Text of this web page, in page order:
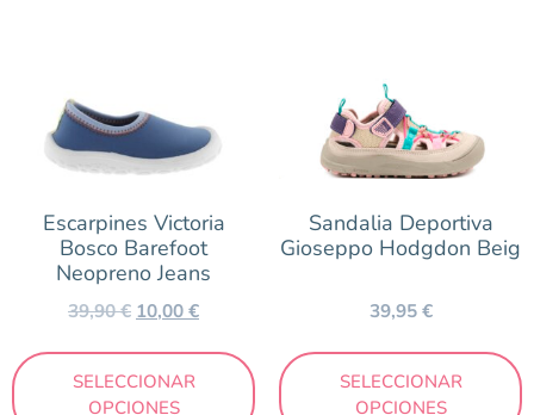
Escarpines Victoria
Bosco Barefoot
Neopreno Jeans
39,90€ 10,00€
SELECCIONAR
OPCIONES
Sandalia Deportiva
Gioseppo Hodgdon Beig
39,95€
SELECCIONAR
OPCIONES